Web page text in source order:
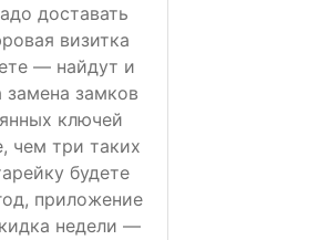
доставать
визитка
— найдут и
замена замков
ключей
чем три таких
будете
приложение
недели —